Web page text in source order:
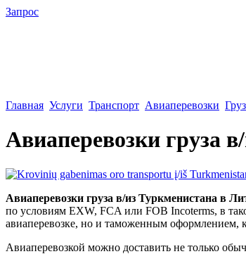
Запрос
Главная Услуги Транспорт Авиаперевозки
Авиаперевозки груза
Авиаперевозки груза в/из Туркменистана в
по условиям EXW, FCA или FOB Incoterms, в
авиаперевозке, но и таможенным оформлением,
Авиаперевозкой можно доставить не только